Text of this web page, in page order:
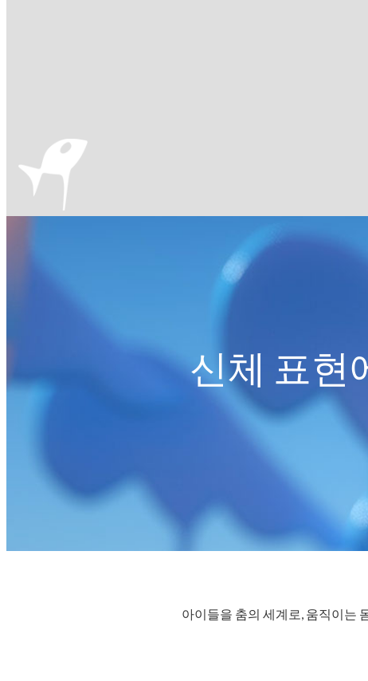
신체 표현
아이들을 춤의 세계로, 움직이는